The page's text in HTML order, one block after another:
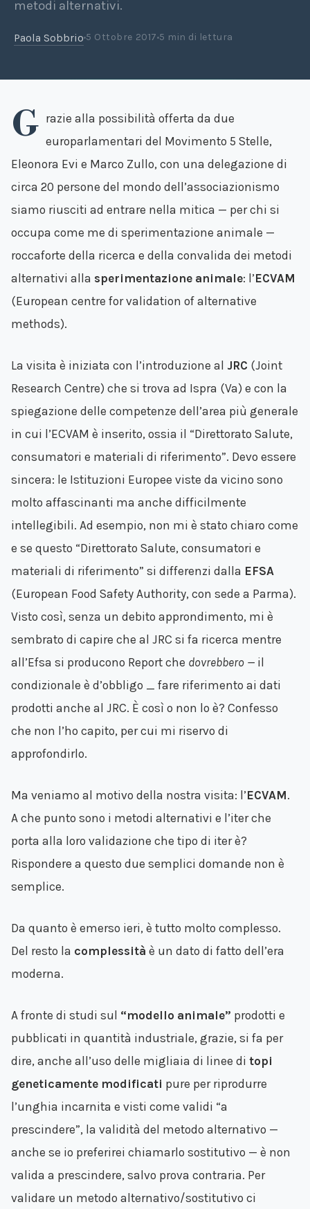
metodi alternativi.
Paola Sobbrio 5 Ottobre 2017 5 min di lettura
G razie alla possibilità offerta da due
europarlamentari del Movimento 5 Stelle,
Eleonora Evi e Marco Zullo, con una delegazione di
circa 20 persone del mondo dell’associazionismo
siamo riusciti ad entrare nella mitica — per chi si
occupa come me di sperimentazione animale —
roccaforte della ricerca e della convalida dei metodi
alternativi alla sperimentazione animale: l’ECVAM
(European centre for validation of alternative
methods).
La visita è iniziata con l’introduzione al JRC (Joint
Research Centre) che si trova ad Ispra (Va) e con la
spiegazione delle competenze dell’area più generale
in cui l’ECVAM è inserito, ossia il “Direttorato Salute,
consumatori e materiali di riferimento”. Devo essere
sincera: le Istituzioni Europee viste da vicino sono
molto affascinanti ma anche difficilmente
intellegibili. Ad esempio, non mi è stato chiaro come
e se questo “Direttorato Salute, consumatori e
materiali di riferimento” si differenzi dalla EFSA
(European Food Safety Authority, con sede a Parma).
Visto così, senza un debito approndimento, mi è
sembrato di capire che al JRC si fa ricerca mentre
all’Efsa si producono Report che dovrebbero — il
condizionale è d’obbligo _ fare riferimento ai dati
prodotti anche al JRC. È così o non lo è? Confesso
che non l’ho capito, per cui mi riservo di
approfondirlo.
Ma veniamo al motivo della nostra visita: l’ECVAM.
A che punto sono i metodi alternativi e l’iter che
porta alla loro validazione che tipo di iter è?
Rispondere a questo due semplici domande non è
semplice.
Da quanto è emerso ieri, è tutto molto complesso.
Del resto la complessità è un dato di fatto dell’era
moderna.
A fronte di studi sul “modello animale” prodotti e
pubblicati in quantità industriale, grazie, si fa per
dire, anche all’uso delle migliaia di linee di topi
geneticamente modificati pure per riprodurre
l’unghia incarnita e visti come validi “a
prescindere”, la validità del metodo alternativo —
anche se io preferirei chiamarlo sostitutivo — è non
valida a prescindere, salvo prova contraria. Per
validare un metodo alternativo/sostitutivo ci